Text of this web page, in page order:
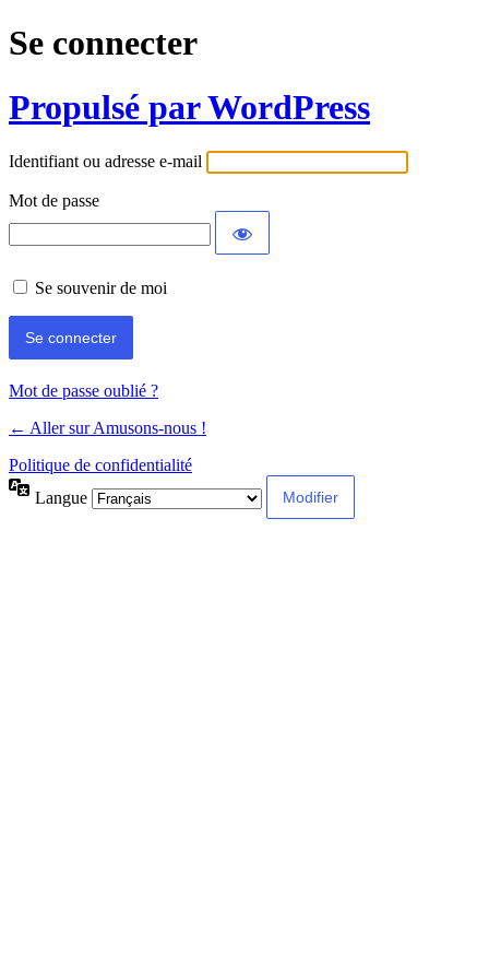
Se connecter
Propulsé par WordPress
Identifiant ou adresse e-mail
Mot de passe
Se souvenir de moi
Mot de passe oublié ?
← Aller sur Amusons-nous !
Politique de confidentialité
Langue